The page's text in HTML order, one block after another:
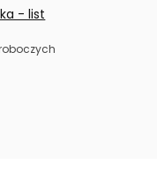
- list